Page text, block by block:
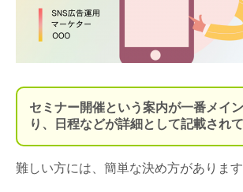
セミナー開催という案内が一番メイ
り、日程などが詳細として記載されて
難しい方には、簡単な決め方があります